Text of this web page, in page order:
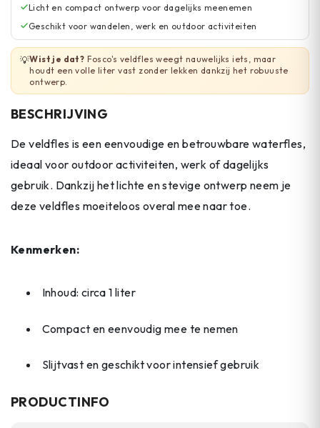
Licht en compact ontwerp voor dagelijks meenemen
Geschikt voor wandelen, werk en outdoor activiteiten
💡Wist je dat? Fosco's veldfles weegt nauwelijks iets, maar
houdt een volle liter vast zonder lekken dankzij het robuuste
ontwerp.
BESCHRIJVING
De veldfles is een eenvoudige en betrouwbare waterfles,
ideaal voor outdoor activiteiten, werk of dagelijks
gebruik. Dankzij het lichte en stevige ontwerp neem je
deze veldfles moeiteloos overal mee naar toe.
Kenmerken:
Inhoud: circa 1 liter
Compact en eenvoudig mee te nemen
Slijtvast en geschikt voor intensief gebruik
PRODUCTINFO